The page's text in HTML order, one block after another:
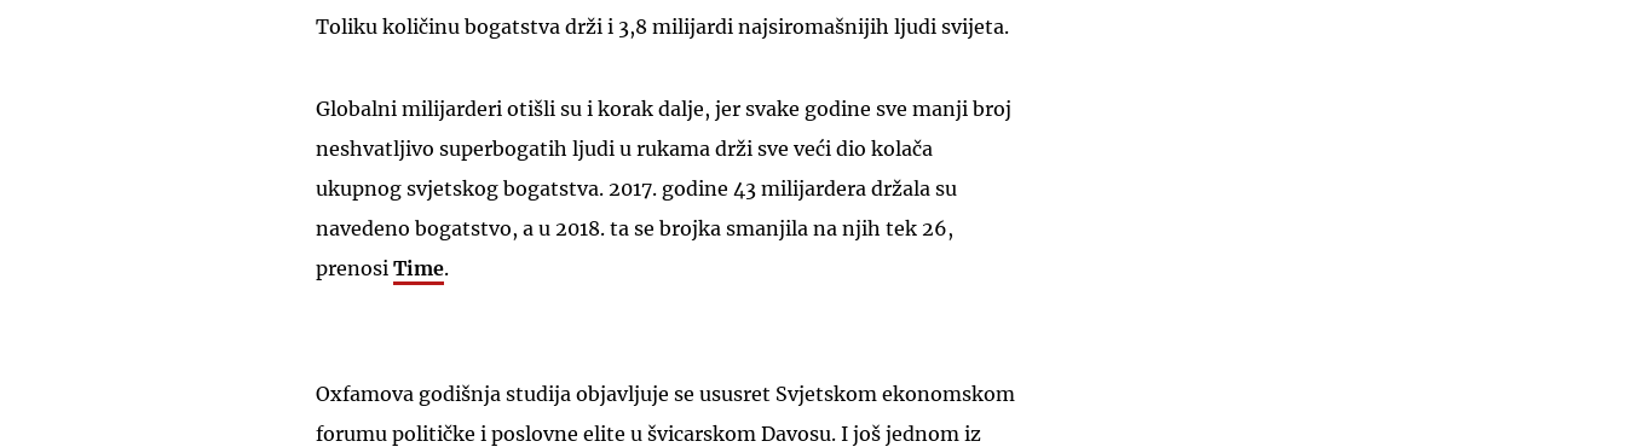
Toliku količinu bogatstva drži i 3,8 milijardi najsiromašnijih ljudi svijeta.
Globalni milijarderi otišli su i korak dalje, jer svake godine sve manji broj
neshvatljivo superbogatih ljudi u rukama drži sve veći dio kolača
ukupnog svjetskog bogatstva. 2017. godine 43 milijardera držala su
navedeno bogatstvo, a u 2018. ta se brojka smanjila na njih tek 26,
prenosi Time.
Oxfamova godišnja studija objavljuje se ususret Svjetskom ekonomskom
forumu političke i poslovne elite u švicarskom Davosu. I još jednom iz